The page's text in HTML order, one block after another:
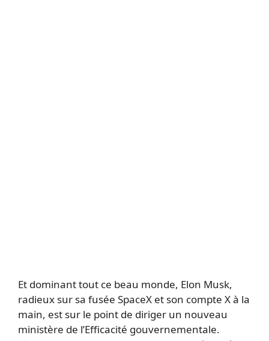
Et dominant tout ce beau monde, Elon Musk,
radieux sur sa fusée SpaceX et son compte X à la
main, est sur le point de diriger un nouveau
ministère de l’Efficacité gouvernementale.